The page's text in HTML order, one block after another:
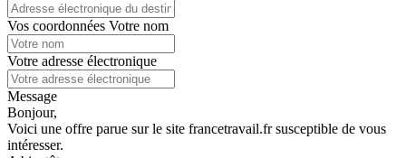
Vos coordonnées Votre nom
Votre adresse électronique
Message
Bonjour,
Voici une offre parue sur le site francetravail.fr susceptible de vous
intéresser.